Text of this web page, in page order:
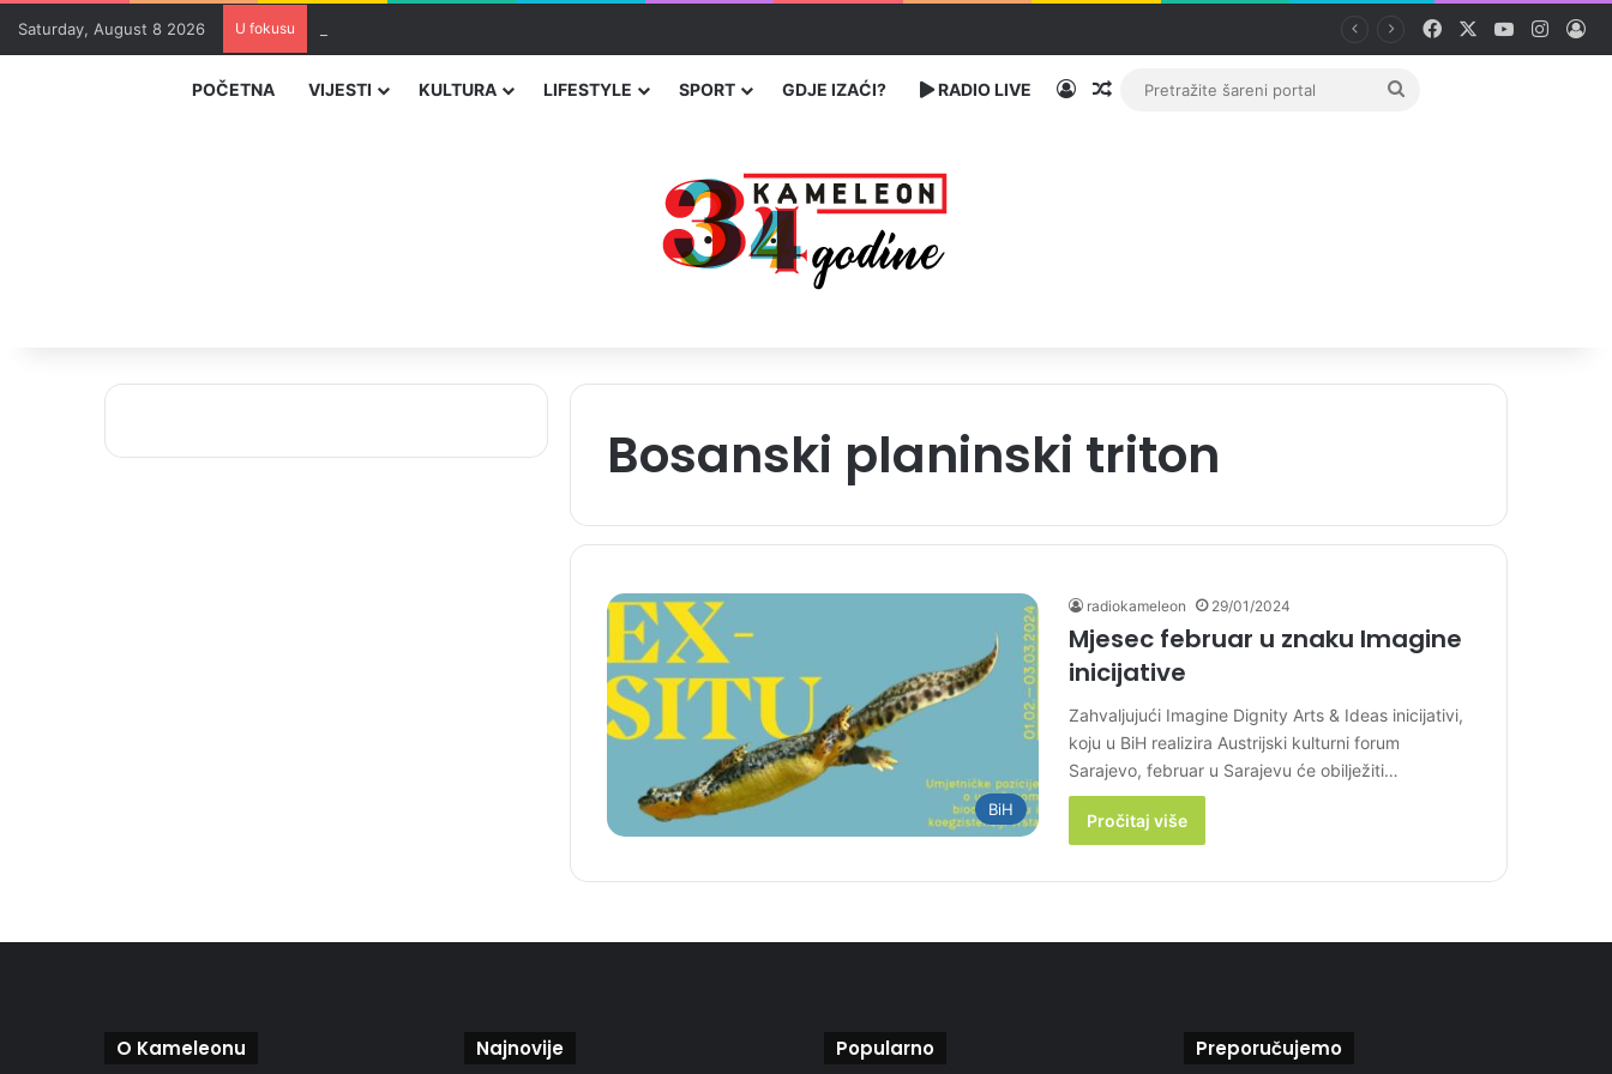
Saturday, August 8 2026 U fokusu Facebook YouTube
POČETNA VIJESTI KULTURA LIFESTYLE SPORT GDJE IZAĆI? RADIO LIVE PrijavaRandom članak
Pretražite
Bosanski planinski triton
BiH
radiokameleon 29/01/2024
Mjesec februar u znaku Imagine
inicijative
Zahvaljujući Imagine Dignity Arts & Ideas inicijativi,
koju u BiH realizira Austrijski kulturni forum
Sarajevo, februar u Sarajevu će obilježiti…
Pročitaj više
O Kameleonu Najnovije Popularno Preporučujemo